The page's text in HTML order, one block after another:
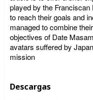
played by the
to reach their goals and
managed to combine
objectives of Date
avatars suffered by
mission
Descargas